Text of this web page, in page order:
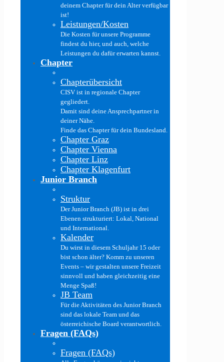
deinem Chapter für dein Alter verfügbar
ist!
Leistungen/Kosten
Die Kosten für unsere Programme
findest du hier, und auch, welche
Leistungen du dafür erwarten kannst.
Chapter
Chapterübersicht
CISV ist in regionale Chapter
gegliedert.
Damit sind deine Ansprechpartner in
deiner Nähe.
Finde das Chapter für dein Bundesland.
Chapter Graz
Chapter Vienna
Chapter Linz
Chapter Klagenfurt
Junior Branch
Struktur
Der Junior Branch (JB) ist in drei
Ebenen strukturiert: Lokal, National
und International.
Kalender
Du wirst in diesem Schuljahr 15 oder
bist schon älter? Komm zu unseren
Events – wir gestalten unsere Freizeit
sinnvoll und haben gleichzeitig eine
Menge Spaß!
JB Team
Für die Aktivitäten des Junior Branch
sind das lokale Team und das
österreichische Board verantwortlich.
Fragen (FAQs)
Fragen (FAQs)